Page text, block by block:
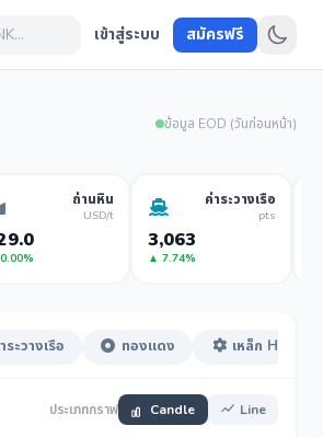
เข้าสู่ระบบ สมัครฟรี
ข้อมูล EOD (วันก่อนหน้า)
ถ่านหิน
USD/t
ค่าระวางเรือ
pts
3,063
▲ 7.74%
ระวางเรือ ทองแดง เหล็ก HRC
ประเภทกราฟ Candle Line